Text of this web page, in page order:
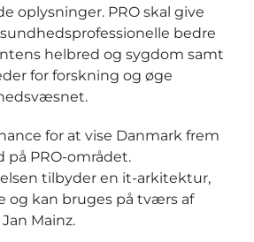
oplysninger. PRO skal give
bedre
helbred og sygdom samt
for forskning og øge
for at vise Danmark frem
på PRO-området.
tilbyder en it-arkitektur,
og kan bruges på tværs af
Mainz.